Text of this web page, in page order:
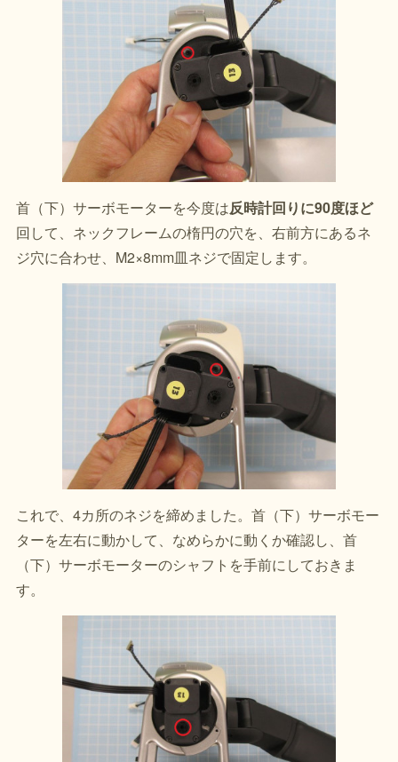
首（下）サーボモーターを今度は反時計回りに90度ほど
回して、ネックフレームの楕円の穴を、右前方にあるネ
ジ穴に合わせ、M2×8mm皿ネジで固定します。
これで、4カ所のネジを締めました。首（下）サーボモー
ターを左右に動かして、なめらかに動くか確認し、首
（下）サーボモーターのシャフトを手前にしておきま
す。